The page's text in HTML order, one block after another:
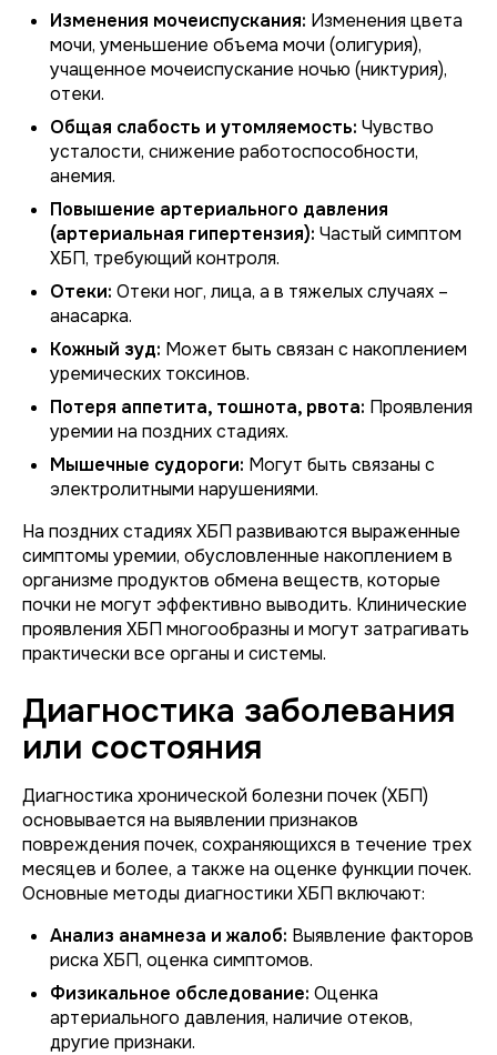
Изменения мочеиспускания: Изменения цвета
мочи, уменьшение объема мочи (олигурия),
учащенное мочеиспускание ночью (никтурия),
отеки.
Общая слабость и утомляемость: Чувство
усталости, снижение работоспособности,
анемия.
Повышение артериального давления
(артериальная гипертензия): Частый симптом
ХБП, требующий контроля.
Отеки: Отеки ног, лица, а в тяжелых случаях –
анасарка.
Кожный зуд: Может быть связан с накоплением
уремических токсинов.
Потеря аппетита, тошнота, рвота: Проявления
уремии на поздних стадиях.
Мышечные судороги: Могут быть связаны с
электролитными нарушениями.
На поздних стадиях ХБП развиваются выраженные
симптомы уремии, обусловленные накоплением в
организме продуктов обмена веществ, которые
почки не могут эффективно выводить. Клинические
проявления ХБП многообразны и могут затрагивать
практически все органы и системы.
Диагностика заболевания
или состояния
Диагностика хронической болезни почек (ХБП)
основывается на выявлении признаков
повреждения почек, сохраняющихся в течение трех
месяцев и более, а также на оценке функции почек.
Основные методы диагностики ХБП включают:
Анализ анамнеза и жалоб: Выявление факторов
риска ХБП, оценка симптомов.
Физикальное обследование: Оценка
артериального давления, наличие отеков,
другие признаки.